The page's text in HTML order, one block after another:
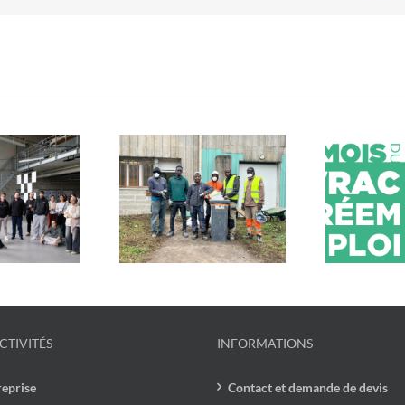
du Cœur x
: un chantier
et engagé
En mars, c’est le mois du
vrac et du réemploi !
INFORMATIONS
Contact et demande de devis